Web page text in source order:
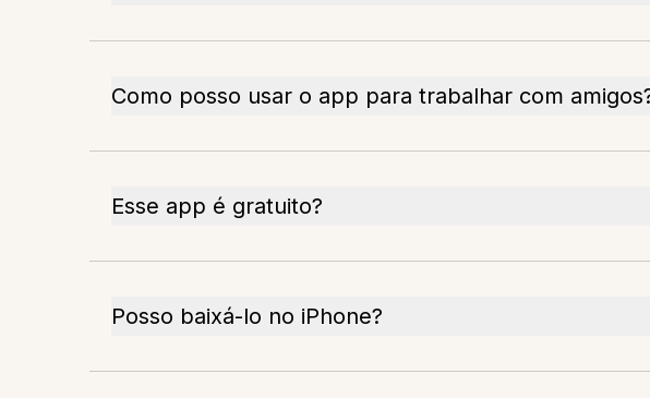
Como posso usar o app para trabalhar com
Esse app é gratuito?
Posso baixá-lo no iPhone?